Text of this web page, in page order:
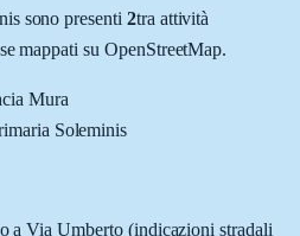
sono presenti 2tra attività
mappati su OpenStreetMap.
Mura
Soleminis
aVia Umberto(indicazioni stradali